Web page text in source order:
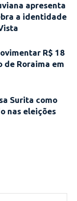
apresenta
a identidade
R$ 18
de Roraima em
Surita como
nas eleições